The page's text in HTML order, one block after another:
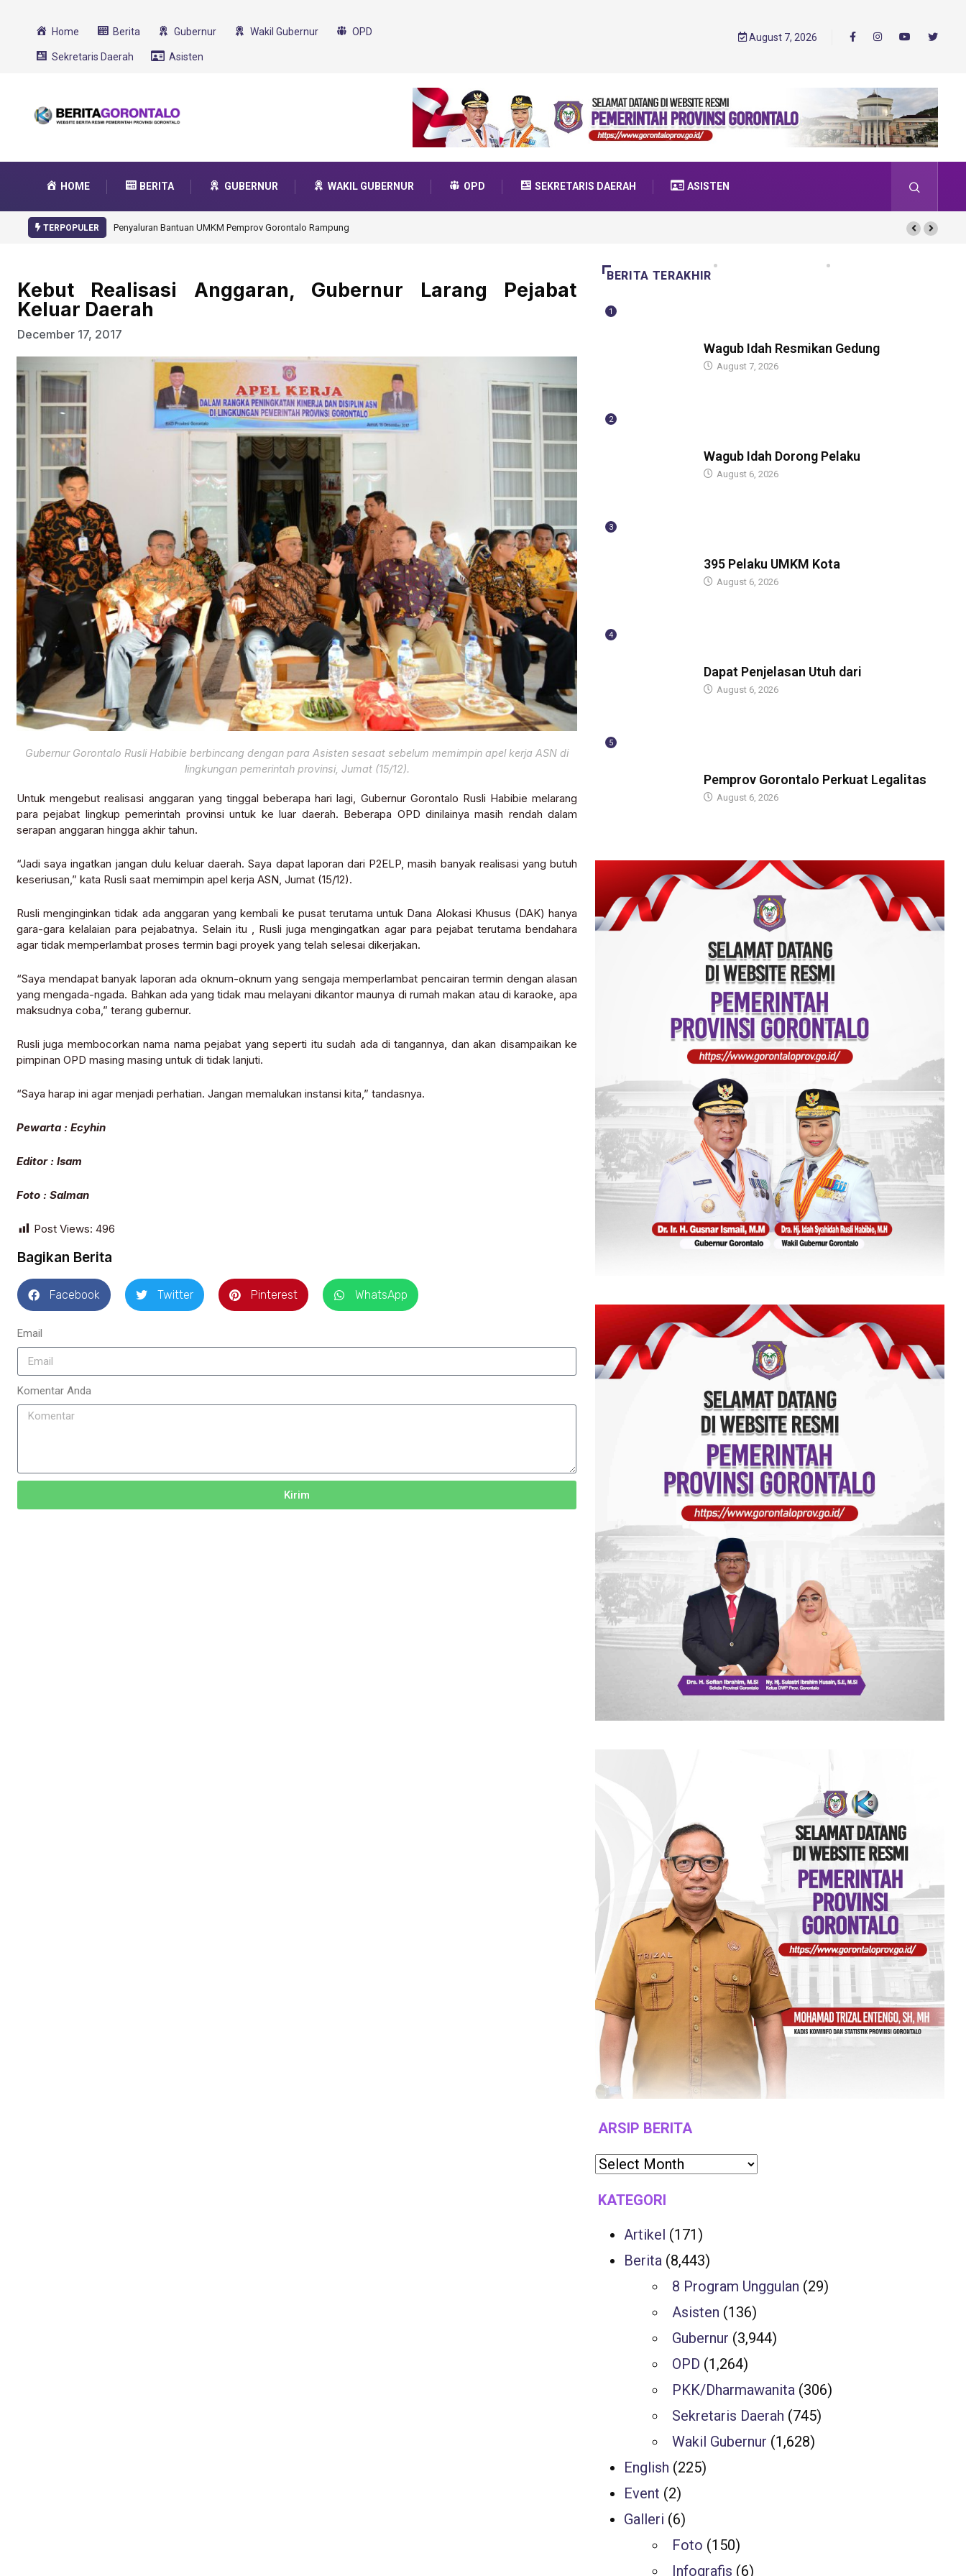
Home Berita Gubernur Wakil Gubernur OPD
Sekretaris Daerah Asisten
August 7, 2026
HOME BERITA GUBERNUR WAKIL GUBERNUR OPD SEKRETARIS DAERAH ASISTEN
TERPOPULER Gorontalo Ikut Dukung Program SMA Unggul Garuda Transformasi 2025
Kebut Realisasi Anggaran, Gubernur Larang Pejabat
Keluar Daerah
December 17, 2017
Gubernur Gorontalo Rusli Habibie berbincang dengan para Asisten sesaat sebelum memimpin apel kerja ASN di
lingkungan pemerintah provinsi, Jumat (15/12).
Untuk mengebut realisasi anggaran yang tinggal beberapa hari lagi, Gubernur Gorontalo Rusli Habibie melarang
para pejabat lingkup pemerintah provinsi untuk ke luar daerah. Beberapa OPD dinilainya masih rendah dalam
serapan anggaran hingga akhir tahun.
“Jadi saya ingatkan jangan dulu keluar daerah. Saya dapat laporan dari P2ELP, masih banyak realisasi yang butuh
keseriusan,” kata Rusli saat memimpin apel kerja ASN, Jumat (15/12).
Rusli menginginkan tidak ada anggaran yang kembali ke pusat terutama untuk Dana Alokasi Khusus (DAK) hanya
gara-gara kelalaian para pejabatnya. Selain itu , Rusli juga mengingatkan agar para pejabat terutama bendahara
agar tidak memperlambat proses termin bagi proyek yang telah selesai dikerjakan.
“Saya mendapat banyak laporan ada oknum-oknum yang sengaja memperlambat pencairan termin dengan alasan
yang mengada-ngada. Bahkan ada yang tidak mau melayani dikantor maunya di rumah makan atau di karaoke, apa
maksudnya coba,” terang gubernur.
Rusli juga membocorkan nama nama pejabat yang seperti itu sudah ada di tangannya, dan akan disampaikan ke
pimpinan OPD masing masing untuk di tidak lanjuti.
“Saya harap ini agar menjadi perhatian. Jangan memalukan instansi kita,” tandasnya.
Pewarta : Ecyhin
Editor : Isam
Foto : Salman
Post Views: 496
Bagikan Berita
Facebook Twitter Pinterest WhatsApp
Email
Komentar Anda
Kirim
BERITA TERAKHIR
1
Wagub Idah Resmikan Gedung
August 7, 2026
2
Wagub Idah Dorong Pelaku
August 6, 2026
3
395 Pelaku UMKM Kota
August 6, 2026
4
Dapat Penjelasan Utuh dari
August 6, 2026
5
Pemprov Gorontalo Perkuat Legalitas
August 6, 2026
ARSIP BERITA
KATEGORI
Artikel (171)
Berita (8,443)
8 Program Unggulan (29)
Asisten (136)
Gubernur (3,944)
OPD (1,264)
PKK/Dharmawanita (306)
Sekretaris Daerah (745)
Wakil Gubernur (1,628)
English (225)
Event (2)
Galleri (6)
Foto (150)
Infografis (6)